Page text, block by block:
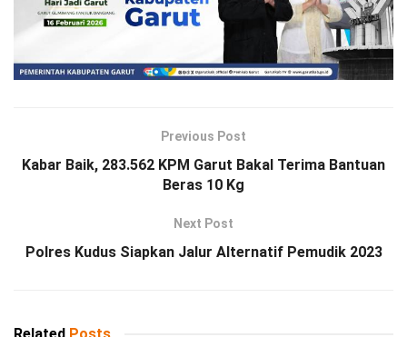
Previous Post
Kabar Baik, 283.562 KPM Garut Bakal Terima Bantuan
Beras 10 Kg
Next Post
Polres Kudus Siapkan Jalur Alternatif Pemudik 2023